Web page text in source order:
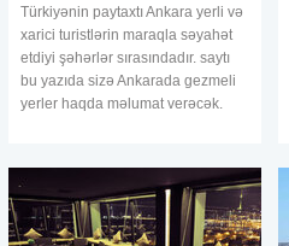
Türkiyənin paytaxtı Ankara yerli və
xarici turistlərin maraqla səyahət
etdiyi şəhərlər sırasındadır. saytı
bu yazıda sizə Ankarada gezmeli
yerler haqda məlumat verəcək.